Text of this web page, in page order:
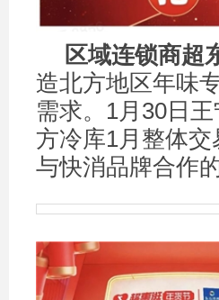
区域连锁商超
造北方地区年味
需求。1月30日
方冷库1月整体
与快消品牌合作